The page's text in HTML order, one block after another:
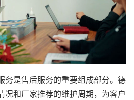
务是售后服务的重要组成部分。德
况和厂家推荐的维护周期，为客户